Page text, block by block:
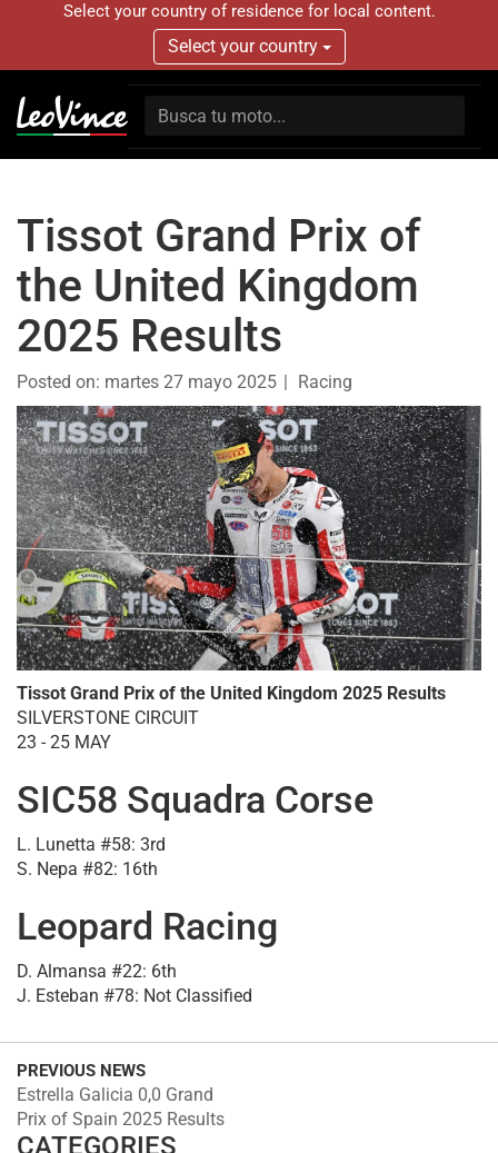
Select your country of residence for local content.
Select your country
Tissot Grand Prix of
the United Kingdom
2025 Results
Posted on: martes 27 mayo 2025 Racing
Tissot Grand Prix of the United Kingdom 2025 Results
SILVERSTONE CIRCUIT
23 - 25 MAY
SIC58 Squadra Corse
L. Lunetta #58: 3rd
S. Nepa #82: 16th
Leopard Racing
D. Almansa #22: 6th
J. Esteban #78: Not Classified
PREVIOUS NEWS
Estrella Galicia 0,0 Grand
Prix of Spain 2025 Results
CATEGORIES